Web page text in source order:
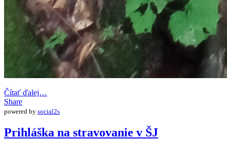
Čítať ďalej…
Share
powered by social2s
Prihláška na stravovanie v ŠJ